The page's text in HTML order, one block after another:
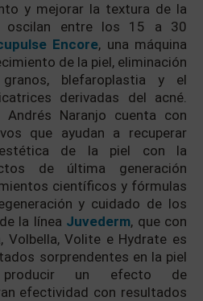
y mejorar la textura de la
oscilan entre los 15 a 30
Encore, una máquina
de la piel, eliminación
blefaroplastia y el
derivadas del acné.
Andrés Naranjo cuenta con
que ayudan a recuperar
estética de la piel con la
de última generación
científicos y fórmulas
y cuidado de los
la línea Juvederm, que con
Volbella, Volite e Hydrate es
sorprendentes en la piel
un efecto de
efectividad con resultados